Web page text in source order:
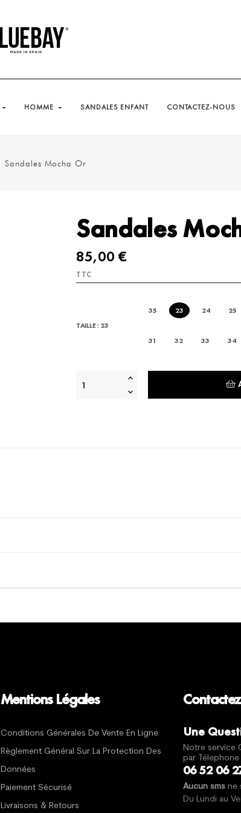
HOMME SANDALES ENFANT CONTACTEZ-NOUS
Sandales Mocha Or
Sandales
85,00 €
TTC
TAILLE : 23
35 23 24 25
31 32 33 34
Mentions Légales
Conditions Générales De Vente En Ligne
Règlement Général Sur La Protection Des
Données
Paiement Sécurisé
Livraisons & Retours
Une
Notre service
par Télephone
06 52 06
Aucun sms ne
Du Lundi au